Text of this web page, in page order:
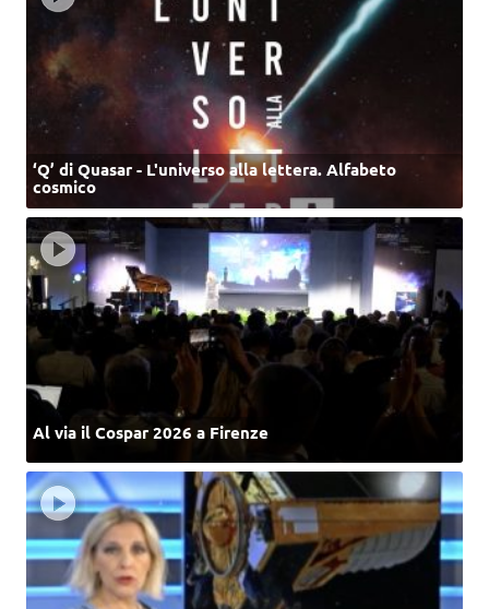
‘Q’ di Quasar - L'universo alla lettera. Alfabeto
cosmico
Al via il Cospar 2026 a Firenze